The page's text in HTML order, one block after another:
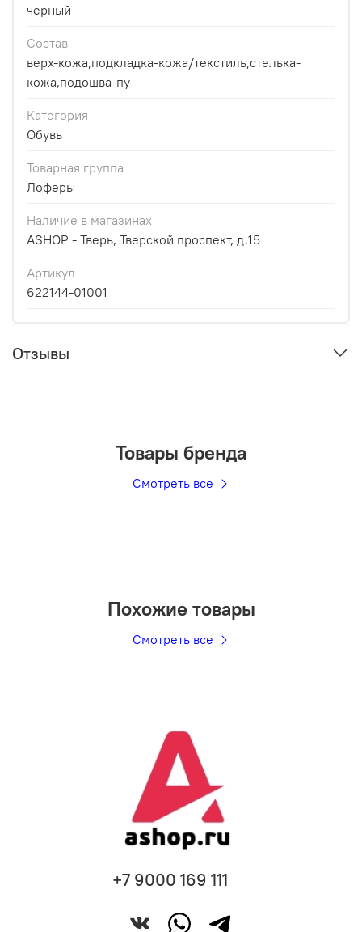
черный
Состав
верх-кожа,подкладка-кожа/текстиль,стелька-
кожа,подошва-пу
Категория
Обувь
Товарная группа
Лоферы
Наличие в магазинах
ASHOP - Тверь, Тверской проспект, д.15
Артикул
622144-01001
Отзывы
Товары бренда
Смотреть все
Похожие товары
Смотреть все
+7 9000 169 111